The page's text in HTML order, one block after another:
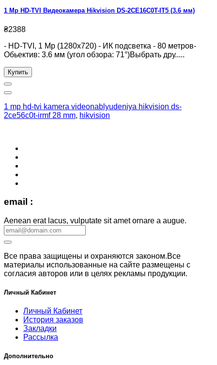
1 Mp HD-TVI Видеокамера Hikvision DS-2CE16C0T-IT5 (3.6 мм)
₴2388
- HD-TVI, 1 Mp (1280x720) - ИК подсветка - 80 метров-
Обьектив: 3.6 мм (угол обзора: 71°)Выбрать дру.....
Купить
1 mp hd-tvi kamera videonablyudeniya hikvision ds-
2ce56c0t-irmf 28 mm, hikvision
email :
Aenean erat lacus, vulputate sit amet ornare a augue.
Все права защищены и охраняются законом.Все
материалы использованные на сайте размещены с
согласия авторов или в целях рекламы продукции.
Личный Кабинет
Личный Кабинет
История заказов
Закладки
Рассылка
Дополнительно